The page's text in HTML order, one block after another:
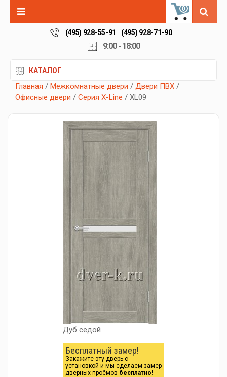
0
(495) 928-55-91 (495) 928-71-90
9:00 - 18:00
КАТАЛОГ
Главная / Межкомнатные двери / Двери ПВХ /
Офисные двери / Серия X-Line / XL09
Дуб седой
Бесплатный замер!
Закажите эту дверь с
установкой и мы сделаем замер
дверных проёмов бесплатно!